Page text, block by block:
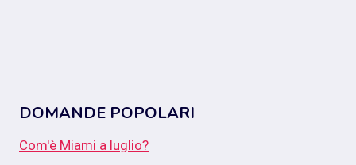
DOMANDE POPOLARI
Com'è Miami a luglio?